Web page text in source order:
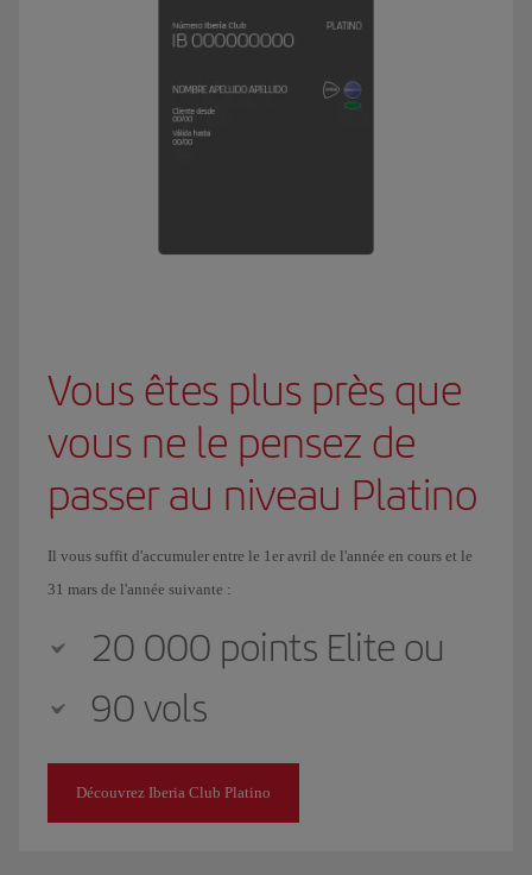
Vous êtes plus près que
vous ne le pensez de
passer au niveau Platino
Il vous suffit d'accumuler entre le 1er avril de l'année en cours et le
31 mars de l'année suivante :
20 000 points Elite ou
90 vols
Découvrez Iberia Club Platino